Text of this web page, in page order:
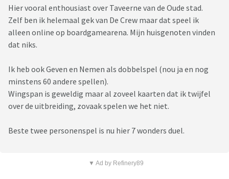
Hier vooral enthousiast over Taveerne van de Oude stad.
Zelf ben ik helemaal gek van De Crew maar dat speel ik
alleen online op boardgamearena. Mijn huisgenoten vinden
dat niks.
Ik heb ook Geven en Nemen als dobbelspel (nou ja en nog
minstens 60 andere spellen).
Wingspan is geweldig maar al zoveel kaarten dat ik twijfel
over de uitbreiding, zovaak spelen we het niet.
Beste twee personenspel is nu hier 7 wonders duel.
▼ Ad by Refinery89